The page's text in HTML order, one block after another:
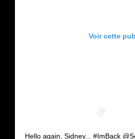
Voir cette
Hello again, Sidney... #ImBack